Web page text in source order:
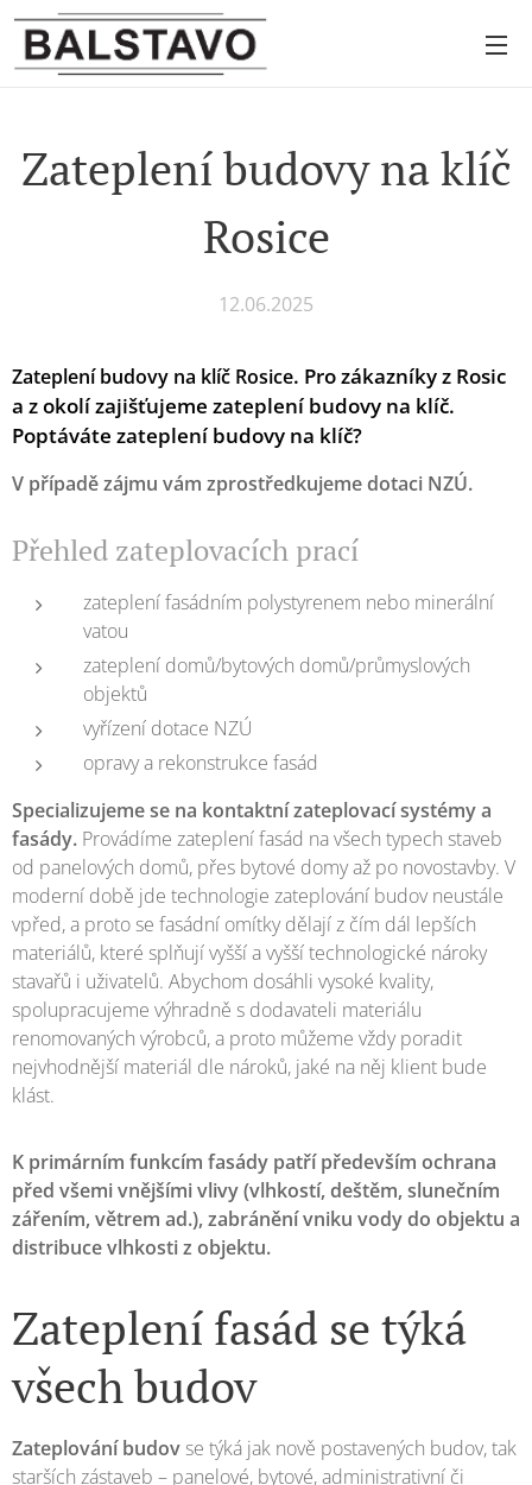
Zateplení budovy na klíč
Rosice
12.06.2025
Zateplení budovy na klíč Rosice. Pro zákazníky z Rosic
a z okolí zajišťujeme zateplení budovy na klíč.
Poptáváte zateplení budovy na klíč?
V případě zájmu vám zprostředkujeme dotaci NZÚ.
Přehled zateplovacích prací
zateplení fasádním polystyrenem nebo minerální
vatou
zateplení domů/bytových domů/průmyslových
objektů
vyřízení dotace NZÚ
opravy a rekonstrukce fasád
Specializujeme se na kontaktní zateplovací systémy a
fasády. Provádíme zateplení fasád na všech typech staveb
od panelových domů, přes bytové domy až po novostavby. V
moderní době jde technologie zateplování budov neustále
vpřed, a proto se fasádní omítky dělají z čím dál lepších
materiálů, které splňují vyšší a vyšší technologické nároky
stavařů i uživatelů. Abychom dosáhli vysoké kvality,
spolupracujeme výhradně s dodavateli materiálu
renomovaných výrobců, a proto můžeme vždy poradit
nejvhodnější materiál dle nároků, jaké na něj klient bude
klást.
K primárním funkcím fasády patří především ochrana
před všemi vnějšími vlivy (vlhkostí, deštěm, slunečním
zářením, větrem ad.), zabránění vniku vody do objektu a
distribuce vlhkosti z objektu.
Zateplení fasád se týká
všech budov
Zateplování budov se týká jak nově postavených budov, tak
starších zástaveb – panelové, bytové, administrativní či